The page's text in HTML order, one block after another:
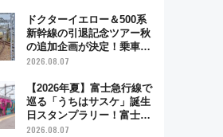
「島原鉄道」
ドクターイエロー＆500系
新幹線の引退記念ツアー秋
の追加企画が決定！乗車体
験やグッズ・ホテル情報ま
2026.08.07
【2026年夏】富士急行線で
巡る「うちはサスケ」誕生
日スタンプラリー！富士急
ハイランド限定グルメ＆グ
2026.08.07